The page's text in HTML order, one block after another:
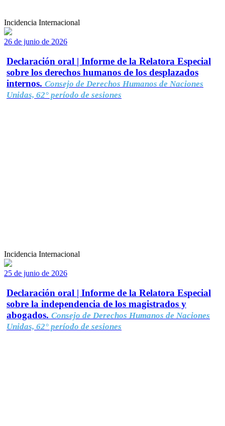
Incidencia Internacional
26 de junio de 2026
Declaración oral | Informe de la Relatora Especial
sobre los derechos humanos de los desplazados
internos. Consejo de Derechos Humanos de Naciones
Unidas, 62° período de sesiones
Incidencia Internacional
25 de junio de 2026
Declaración oral | Informe de la Relatora Especial
sobre la independencia de los magistrados y
abogados. Consejo de Derechos Humanos de Naciones
Unidas, 62° período de sesiones